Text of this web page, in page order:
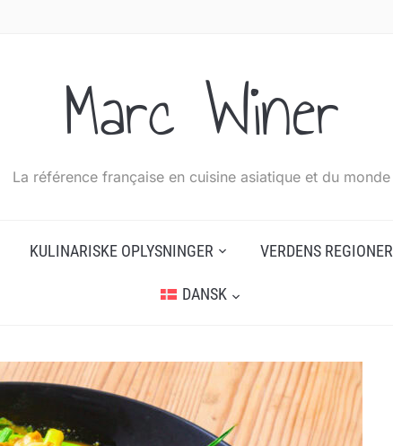
Marc Winer
La référence française en cuisine asiatique et du monde
KULINARISKE OPLYSNINGER VERDENS REGIONER
DANSK